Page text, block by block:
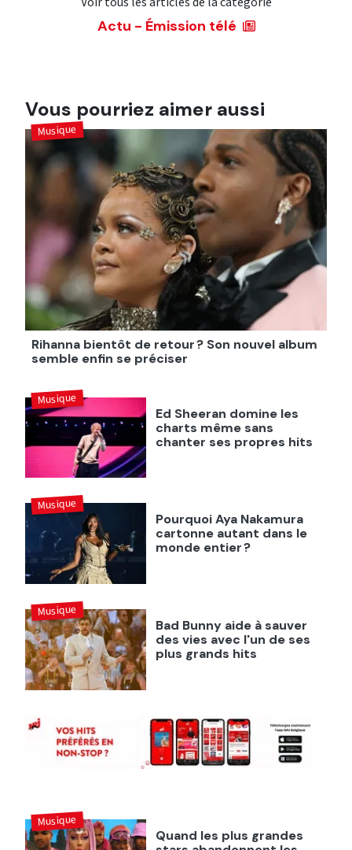
Actu - Émission télé
Vous pourriez aimer aussi
Rihanna bientôt de retour ? Son nouvel album
semble enfin se préciser
Musique
Ed Sheeran domine les
charts même sans
chanter ses propres hits
Musique
Pourquoi Aya Nakamura
cartonne autant dans le
monde entier ?
Musique
Bad Bunny aide à sauver
des vies avec l'un de ses
plus grands hits
Musique
Quand les plus grandes
Musique